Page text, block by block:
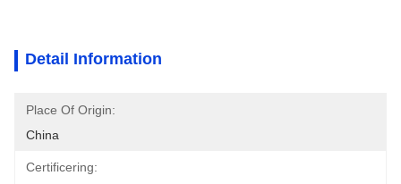
Detail Information
Place Of Origin:
China
Certificering: